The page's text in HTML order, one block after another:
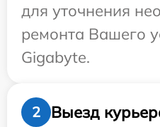
для уточнения
ремонта Вашего
Gigabyte.
2
Выезд